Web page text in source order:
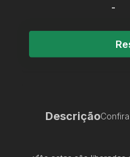
-
Descrição